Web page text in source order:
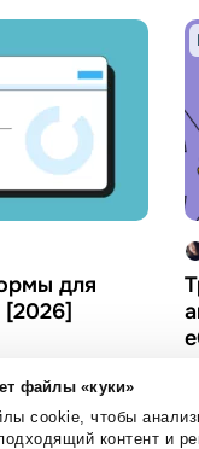
файлы «куки»
cookie, чтобы
контент и
для
[2026]